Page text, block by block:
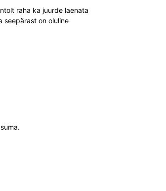
raha ka juurde laenata
seepärast on oluline